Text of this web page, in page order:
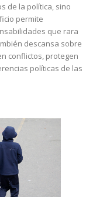
de la política, sino
permite
que rara
descansa sobre
conflictos, protegen
políticas de las